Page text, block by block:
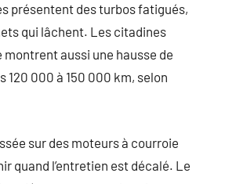
présentent des turbos fatigués,
qui lâchent. Les citadines
aussi une hausse de
120 000 à 150 000 km, selon
sur des moteurs à courroie
quand l’entretien est décalé. Le